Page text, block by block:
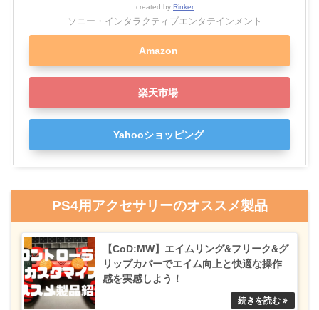
created by Rinker
ソニー・インタラクティブエンタテインメント
Amazon
楽天市場
Yahooショッピング
PS4用アクセサリーのオススメ製品
【CoD:MW】エイムリング&フリーク&グ
リップカバーでエイム向上と快適な操作
感を実感しよう！